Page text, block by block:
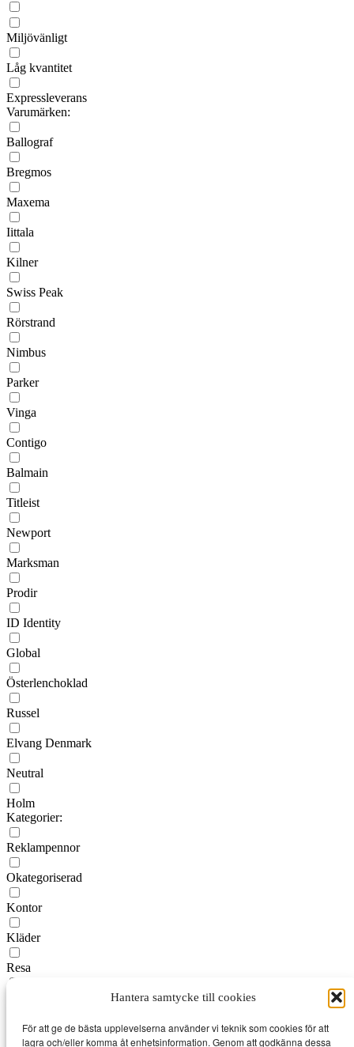
Hantera samtycke till cookies
För att ge de bästa upplevelserna använder vi teknik som cookies för att
lagra och/eller komma åt enhetsinformation. Genom att godkänna dessa
Miljövänligt
Låg kvantitet
Expressleverans
Varumärken:
Ballograf
Bregmos
Maxema
Iittala
Kilner
Swiss Peak
Rörstrand
Nimbus
Parker
Vinga
Contigo
Balmain
Titleist
Newport
Marksman
Prodir
ID Identity
Global
Österlenchoklad
Russel
Elvang Denmark
Neutral
Holm
Kategorier:
Reklampennor
Okategoriserad
Kontor
Kläder
Resa
Elektronik